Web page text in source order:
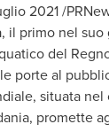
2021 /
il primo nel
del
porte al
situata
promette